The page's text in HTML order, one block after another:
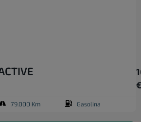
79.000 Km Gasolina